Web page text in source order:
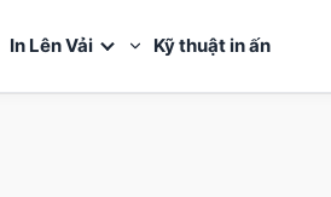
In Lên Vải Kỹ thuật in ấn